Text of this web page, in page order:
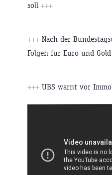
soll +++
+++ Nach der
Folgen für Euro und Gold
+++ UBS warnt vor